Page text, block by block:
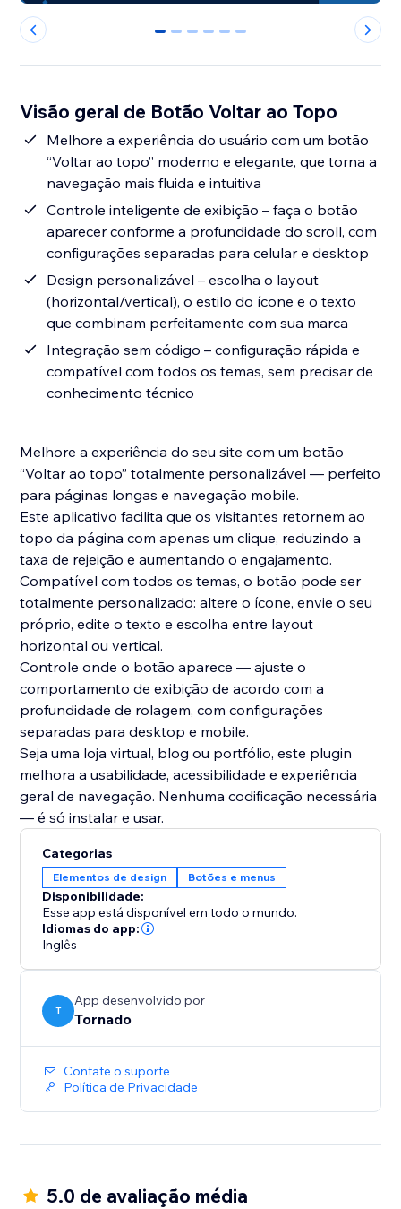
0 1 2 3 4 5
Visão geral de Botão Voltar ao Topo
Melhore a experiência do usuário com um botão
“Voltar ao topo” moderno e elegante, que torna a
navegação mais fluida e intuitiva
Controle inteligente de exibição – faça o botão
aparecer conforme a profundidade do scroll, com
configurações separadas para celular e desktop
Design personalizável – escolha o layout
(horizontal/vertical), o estilo do ícone e o texto
que combinam perfeitamente com sua marca
Integração sem código – configuração rápida e
compatível com todos os temas, sem precisar de
conhecimento técnico
Melhore a experiência do seu site com um botão
“Voltar ao topo” totalmente personalizável — perfeito
para páginas longas e navegação mobile.
Este aplicativo facilita que os visitantes retornem ao
topo da página com apenas um clique, reduzindo a
taxa de rejeição e aumentando o engajamento.
Compatível com todos os temas, o botão pode ser
totalmente personalizado: altere o ícone, envie o seu
próprio, edite o texto e escolha entre layout
horizontal ou vertical.
Controle onde o botão aparece — ajuste o
comportamento de exibição de acordo com a
profundidade de rolagem, com configurações
separadas para desktop e mobile.
Seja uma loja virtual, blog ou portfólio, este plugin
melhora a usabilidade, acessibilidade e experiência
geral de navegação. Nenhuma codificação necessária
— é só instalar e usar.
Categorias
Elementos de design Botões e menus
Disponibilidade:
Esse app está disponível em todo o mundo.
Idiomas do app:
Inglês
T
App desenvolvido por
Tornado
Contate o suporte
Política de Privacidade
5.0 de avaliação média